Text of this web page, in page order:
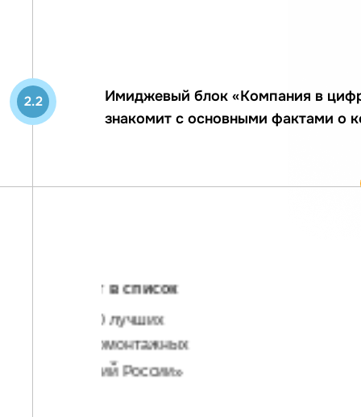
2.2
Имиджевый блок «Компания в
знакомит с основными фактами о
10 федеральных округов
География объектов